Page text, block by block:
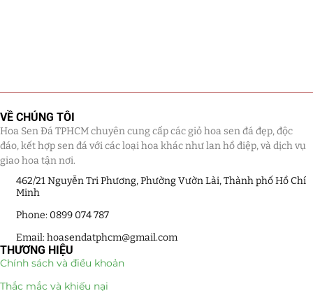
VỀ CHÚNG TÔI
Hoa Sen Đá TPHCM chuyên cung cấp các giỏ hoa sen đá đẹp, độc
đáo, kết hợp sen đá với các loại hoa khác như lan hồ điệp, và dịch vụ
giao hoa tận nơi.
462/21 Nguyễn Tri Phương, Phường Vườn Lài, Thành phố Hồ Chí
Minh
Phone: 0899 074 787
Email: hoasendatphcm@gmail.com
THƯƠNG HIỆU
Chính sách và điều khoản
Thắc mắc và khiếu nại